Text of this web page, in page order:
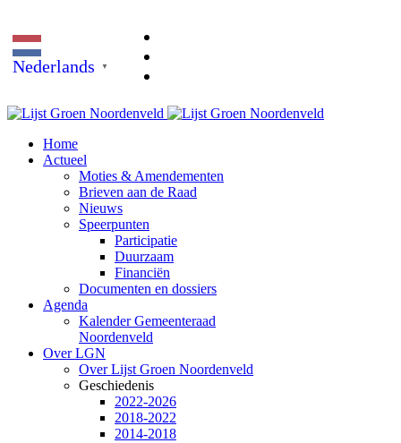
Nederlands ▼
Home
Actueel
Moties & Amendementen
Brieven aan de Raad
Nieuws
Speerpunten
Participatie
Duurzaam
Financiën
Documenten en dossiers
Agenda
Kalender Gemeenteraad
Noordenveld
Over LGN
Over Lijst Groen Noordenveld
Geschiedenis
2022-2026
2018-2022
2014-2018